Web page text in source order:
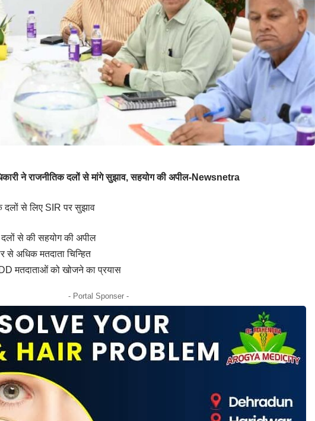
ने राजनीतिक दलों से मांगे सुझाव, सहयोग की अपील-Newsnetra
दलों से लिए SIR पर सुझाव
दलों से की सहयोग की अपील
अधिक मतदाता चिन्हित
मतदाताओं को खोजने का प्रयास
- Portal Sponser -